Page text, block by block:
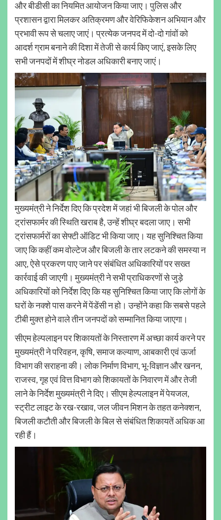
और बीडीसी का नियमित आयोजन किया जाए। पुलिस और
प्रशासन द्वारा मिलकर अतिक्रमण और वेरिफिकेशन अभियान और
प्रभावी रूप से चलाए जाएं। प्रत्येक जनपद में दो-दो गांवों को
आदर्श ग्राम बनाने की दिशा में तेजी से कार्य किए जाएं, इसके लिए
सभी जनपदों में शीघ्र नोडल अधिकारी बनाए जाएं।
मुख्यमंत्री ने निर्देश दिए कि प्रदेश में जहां भी बिजली के पोल और
ट्रांसफार्मर की स्थिति खराब है, उन्हें शीघ्र बदला जाए। सभी
ट्रांसफार्मरों का सेफ्टी ऑडिट भी किया जाए। यह सुनिश्चित किया
जाए कि कहीं कम वोल्टेज और बिजली के तार लटकने की समस्या न
आए, ऐसे प्रकरण पाए जाने पर संबंधित अधिकारियों पर सख्त
कार्रवाई की जाएगी। मुख्यमंत्री ने सभी प्राधिकरणों से जुड़े
अधिकारियों को निर्देश दिए कि यह सुनिश्चित किया जाए कि लोगों के
घरों के नक्शे पास करने में पेंडेंसी न हो। उन्होंने कहा कि सबसे पहले
टीबी मुक्त होने वाले तीन जनपदों को सम्मानित किया जाएगा।
सीएम हेल्पलाइन पर शिकायतों के निस्तारण में अच्छा कार्य करने पर
मुख्यमंत्री ने परिवहन, कृषि, समाज कल्याण, आबकारी एवं ऊर्जा
विभाग की सराहना की। लोक निर्माण विभाग, भू-विज्ञान और खनन,
राजस्व, गृह एवं वित्त विभाग को शिकायतों के निवारण में और तेजी
लाने के निर्देश मुख्यमंत्री ने दिए। सीएम हेल्पलाइन में पेयजल,
स्ट्रीट लाइट के रख-रखाव, जल जीवन मिशन के तहत कनेक्शन,
बिजली कटौती और बिजली के बिल से संबंधित शिकायतें अधिक आ
रही हैं।